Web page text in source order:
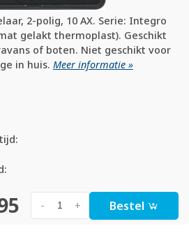
2-polig, 10 AX. Serie: Integro
gelakt thermoplast). Geschikt
of boten. Niet geschikt voor
in huis. Meer informatie »
+
- Bestel